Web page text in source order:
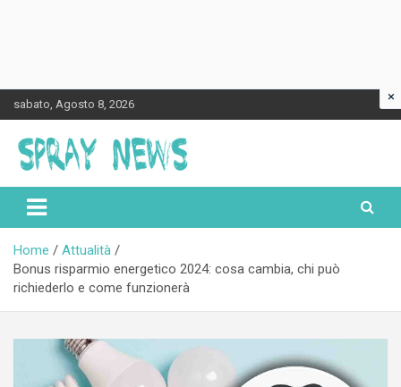
to
content
sabato, Agosto 8, 2026
Spraynews.it
Home
Attualità
Bonus risparmio energetico 2024: cosa cambia, chi può
richiederlo e come funzionerà
×